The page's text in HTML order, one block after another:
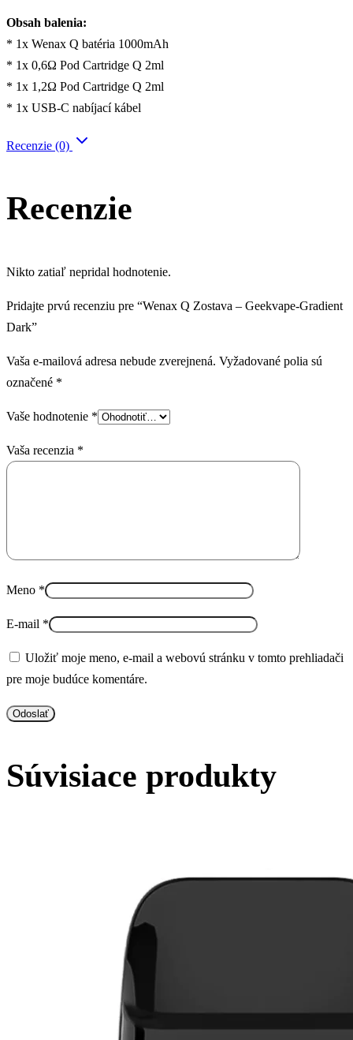
Obsah balenia:
* 1x Wenax Q batéria 1000mAh
* 1x 0,6Ω Pod Cartridge Q 2ml
* 1x 1,2Ω Pod Cartridge Q 2ml
* 1x USB-C nabíjací kábel
Recenzie (0)
Recenzie
Nikto zatiaľ nepridal hodnotenie.
Pridajte prvú recenziu pre “Wenax Q Zostava – Geekvape-Gradient
Dark”
Vaša e-mailová adresa nebude zverejnená. Vyžadované polia sú
označené *
Vaše hodnotenie *
Vaša recenzia *
Meno *
E-mail *
Uložiť moje meno, e-mail a webovú stránku v tomto prehliadači
pre moje budúce komentáre.
Súvisiace produkty